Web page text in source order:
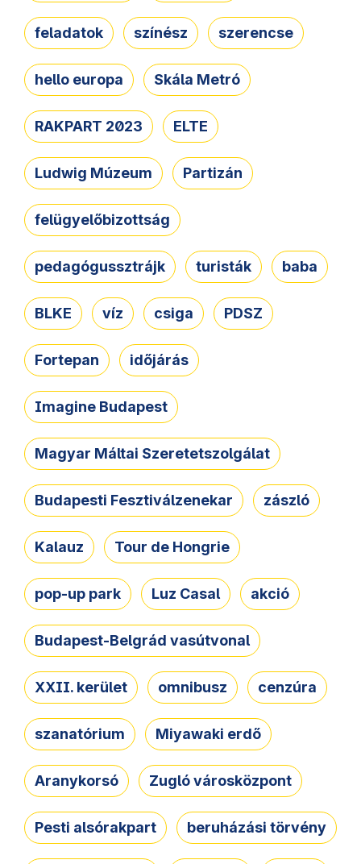
feladatok színész szerencse
hello europa Skála Metró
RAKPART 2023 ELTE
Ludwig Múzeum Partizán
felügyelőbizottság
pedagógussztrájk turisták baba
BLKE víz csiga PDSZ
Fortepan időjárás
Imagine Budapest
Magyar Máltai Szeretetszolgálat
Budapesti Fesztiválzenekar zászló
Kalauz Tour de Hongrie
pop-up park Luz Casal akció
Budapest-Belgrád vasútvonal
XXII. kerület omnibusz cenzúra
szanatórium Miyawaki erdő
Aranykorsó Zugló városközpont
Pesti alsórakpart beruházási törvény